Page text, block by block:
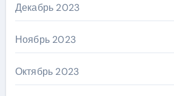
Декабрь 2023
Ноябрь 2023
Октябрь 2023